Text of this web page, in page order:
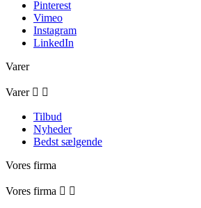
Pinterest
Vimeo
Instagram
LinkedIn
Varer
Varer  
Tilbud
Nyheder
Bedst sælgende
Vores firma
Vores firma  